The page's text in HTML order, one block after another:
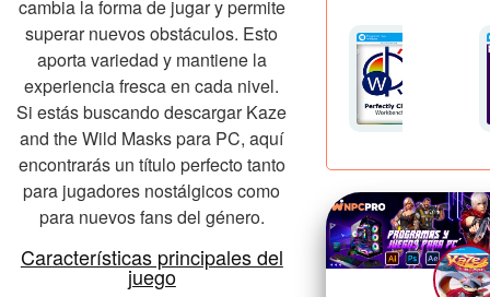
cambia la forma de jugar y permite
superar nuevos obstáculos. Esto
aporta variedad y mantiene la
experiencia fresca en cada nivel.
Si estás buscando descargar Kaze
and the Wild Masks para PC, aquí
encontrarás un título perfecto tanto
para jugadores nostálgicos como
para nuevos fans del género.
Características principales del
juego